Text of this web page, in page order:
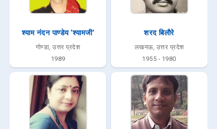
श्याम नंदन पाण्डेय 'श्यामजी'
गोण्डा, उत्तर प्रदेश
1989
शरद बिलाैरे
लखनऊ, उत्तर प्रदेश
1955 - 1980